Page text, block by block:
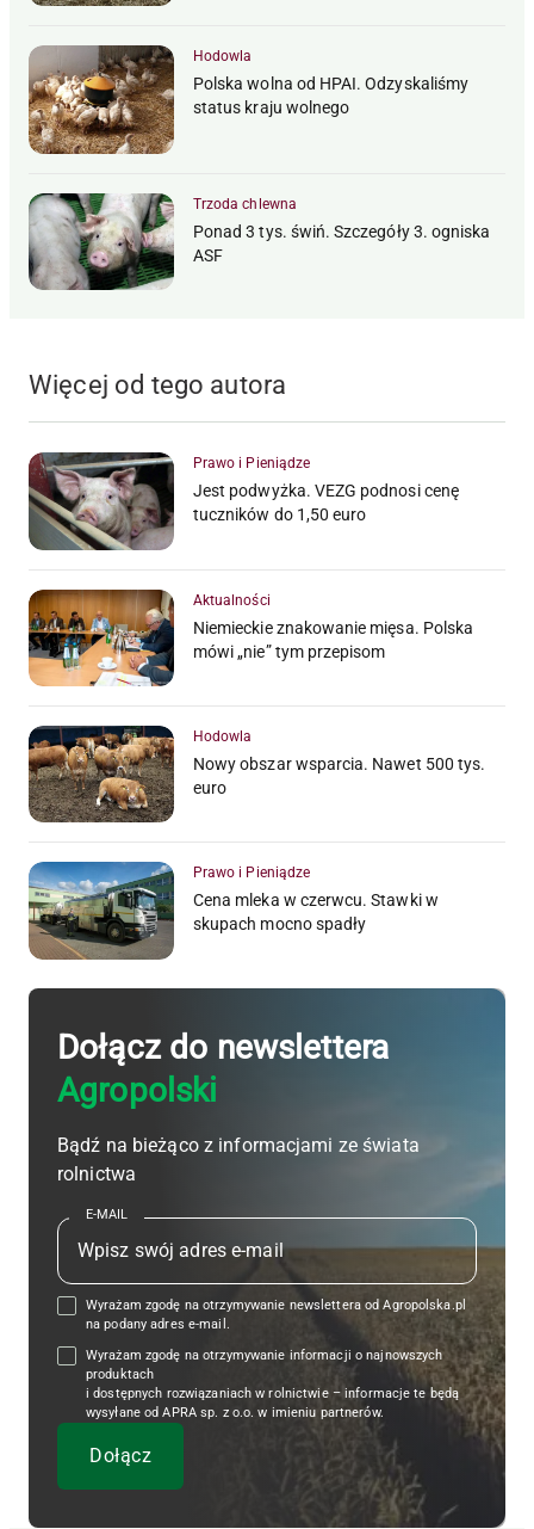
Hodowla
Polska wolna od HPAI. Odzyskaliśmy
status kraju wolnego
Trzoda chlewna
Ponad 3 tys. świń. Szczegóły 3. ogniska
ASF
Więcej od tego autora
Prawo i Pieniądze
Jest podwyżka. VEZG podnosi cenę
tuczników do 1,50 euro
Aktualności
Niemieckie znakowanie mięsa. Polska
mówi „nie” tym przepisom
Hodowla
Nowy obszar wsparcia. Nawet 500 tys.
euro
Prawo i Pieniądze
Cena mleka w czerwcu. Stawki w
skupach mocno spadły
Dołącz do newslettera
Agropolski
Bądź na bieżąco z informacjami ze świata
rolnictwa
E-MAIL
Wyrażam zgodę na otrzymywanie newslettera od Agropolska.pl
na podany adres e-mail.
Wyrażam zgodę na otrzymywanie informacji o najnowszych
produktach
i dostępnych rozwiązaniach w rolnictwie – informacje te będą
wysyłane od APRA sp. z o.o. w imieniu partnerów.